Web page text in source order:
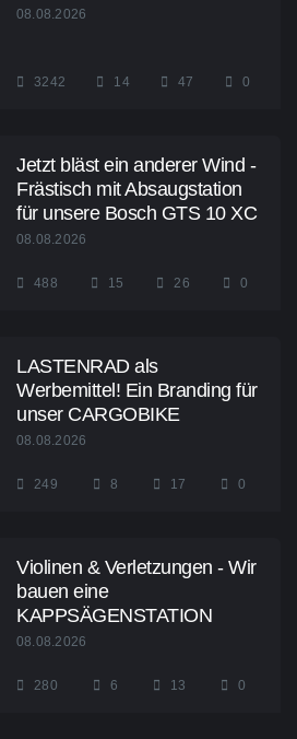
08.08.2026
3242 14 47 0
Jetzt bläst ein anderer Wind -
Frästisch mit Absaugstation
für unsere Bosch GTS 10 XC
08.08.2026
488 15 26 0
LASTENRAD als
Werbemittel! Ein Branding für
unser CARGOBIKE
08.08.2026
249 8 17 0
Violinen & Verletzungen - Wir
bauen eine
KAPPSÄGENSTATION
08.08.2026
280 6 13 0